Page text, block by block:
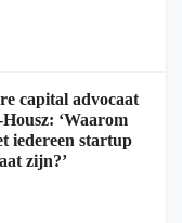
capital advocaat
‘Waarom
iedereen startup
zijn?’